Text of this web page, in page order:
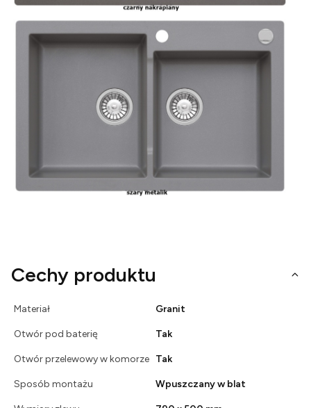
Cechy produktu
Materiał Granit
Otwór pod baterię Tak
Otwór przelewowy w komorze Tak
Sposób montażu Wpuszczany w blat